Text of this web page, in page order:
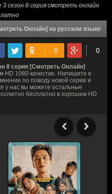
3 сезон 8 серия смотреть онлайн
Онлайн] на русском языке
8 серия [Смотреть Онлайн]
HD 1080 качестве. Напишите в
по поводу новой серии и
у нас вы можете остальные
бесплатно в хорошем HD